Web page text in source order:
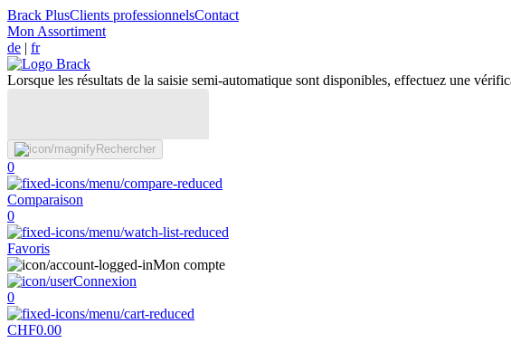
Brack PlusClients professionnelsContact
Mon Assortiment
de | fr
Lorsque les résultats de la saisie semi-automatique sont disponibles, effectuez une
Rechercher
0
Comparaison
0
Favoris
Mon compte
Connexion
0
CHF0.00